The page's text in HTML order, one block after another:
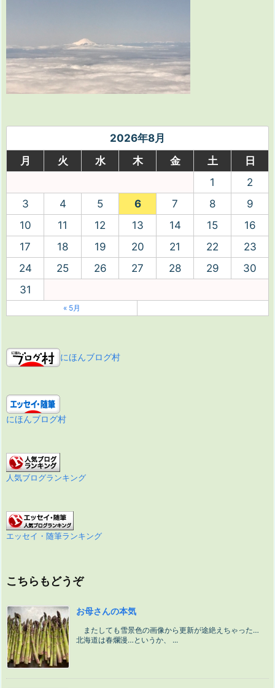
2026年8月
月
火 水 木 金 土
日
1
2
3
4 5 6 7 8
9
10
11 12 13 14 15
16
17
18 19 20 21 22
23
24
25 26 27 28 29
30
31
« 5月
にほんブログ村
にほんブログ村
人気ブログランキング
エッセイ・随筆ランキング
こちらもどうぞ
お母さんの本気
またしても雪景色の画像から更新が途絶えちゃった…
北海道は春爛漫…というか、 ...